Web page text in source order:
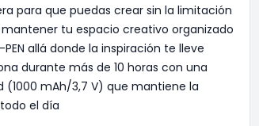
para que puedas crear sin la limitación
tu espacio creativo organizado
allá donde la inspiración te lleve
durante más de 10 horas con una
mAh/3,7 V) que mantiene la
el día